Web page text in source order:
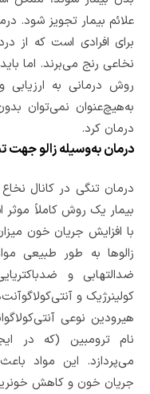
علائم بیمار تجویز شود.
برای افرادی است که از
نخاعی رنج می‌برند. اما
روش درمانی به ارزیابی
به‌هیچ‌عنوان نمی‌توان
درمان کرد.
درمان به‌وسیله زالو جهت
درمان تنگی در کانال
بیمار یک روش کاملاً
با افزایش جریان خون
زالوها به طور طبیعی
ضدالتهابی و
کولینرژیک و
هیرودین نوعی
نام ترومبین (که در
می‌پردازد. این مواد
جریان خون و کاهش